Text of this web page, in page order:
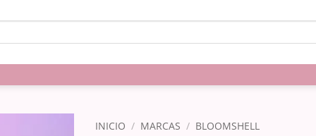
INICIO / MARCAS / BLOOMSHELL